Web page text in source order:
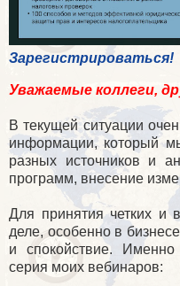
Зарегистрироваться!
Уважаемые коллеги,
В текущей ситуации
информации, который
разных источников и
программ, внесение
Для принятия четких
деле, особенно в
и спокойствие. Именно
серия моих вебинаров: